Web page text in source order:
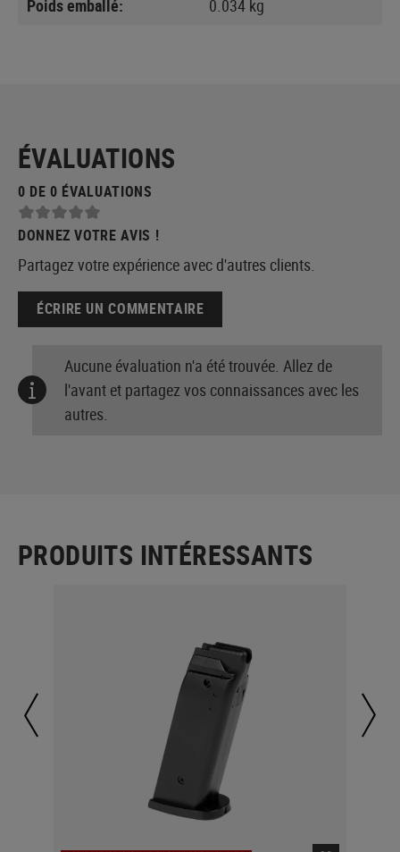
Poids emballé: 0.034 kg
ÉVALUATIONS
0 DE 0 ÉVALUATIONS
DONNEZ VOTRE AVIS !
Partagez votre expérience avec d'autres clients.
ÉCRIRE UN COMMENTAIRE
Aucune évaluation n'a été trouvée. Allez de
l'avant et partagez vos connaissances avec les
autres.
PRODUITS INTÉRESSANTS